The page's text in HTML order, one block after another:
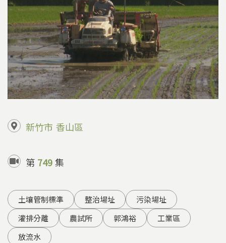
新竹市 香山區
第 749集
土壤管制標準 整治場址
污染場址
灌排分離
農試所 郭鴻裕
工業區
放流水